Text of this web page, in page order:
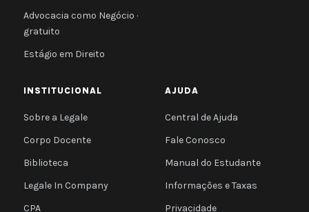
Advocacia como Negócio ·
gratuito
Estágio em Direito
INSTITUCIONAL
Sobre a Legale
Corpo Docente
Biblioteca
Legale In Company
CPA
AJUDA
Central de Ajuda
Fale Conosco
Manual do Estudante
Informações e Taxas
Privacidade